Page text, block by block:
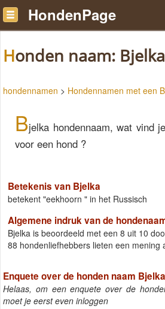
HondenPage
Honden naam: Bjelka
hondennamen > Hondennamen met een B
Bjelka hondennaam, wat vind
voor een hond ?
Betekenis van Bjelka
betekent "eekhoorn " in het Russisch
Algemene indruk van de
Bjelka is beoordeeld met een 8 uit 10
88 hondenliefhebbers lieten een mening
Enquete over de honden naam Bjelka
Helaas, om een enquete over de
moet je eerst even inloggen